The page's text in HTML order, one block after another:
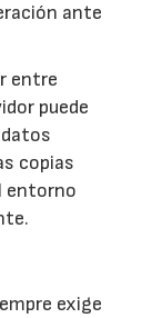
ante
entre
puede
copias
entorno
exige